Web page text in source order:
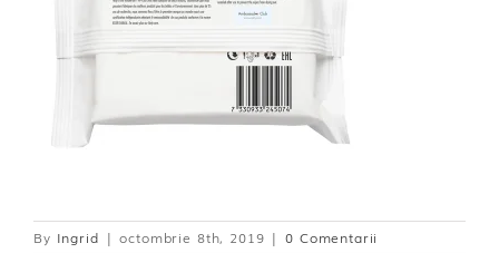
By Ingrid | octombrie 8th, 2019 | 0 Comentarii